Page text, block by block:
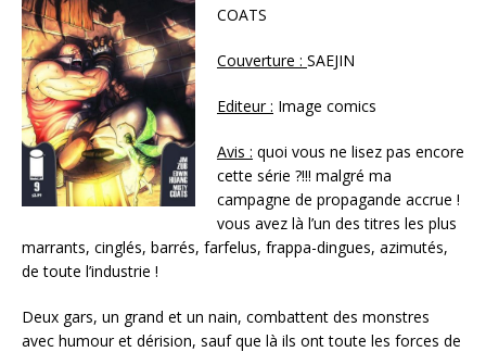
COATS
Couverture : SAEJIN
Editeur : Image comics
Avis : quoi vous ne lisez pas encore
cette série ?!!! malgré ma
campagne de propagande accrue !
vous avez là l’un des titres les plus
marrants, cinglés, barrés, farfelus, frappa-dingues, azimutés,
de toute l’industrie !
Deux gars, un grand et un nain, combattent des monstres
avec humour et dérision, sauf que là ils ont toute les forces de